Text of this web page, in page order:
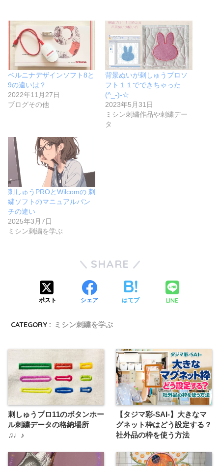
ベルニナデザインソフト8と
9の違いは？
2022年11月27日
ブログその他
背景ぬいが刺しゅうプロソ
フト１１でできちゃった
(^_-)-☆
2023年5月31日
ミシン刺繍作品や刺繍デー
タ
刺しゅうPROとWilcomの 刺
繍ソフトのマニュアルパン
チの違い
2025年3月7日
ミシン刺繍を学ぶ
SHARE
ポスト シェア はてブ LINE
CATEGORY : ミシン刺繍を学ぶ
刺しゅうプロ11のボタンホー
ル刺繍データの格納場所
♫♩♪
【タジマ彩-SAI-】大きなマ
グネット枠はどう設定する？
社外品の枠を使う方法